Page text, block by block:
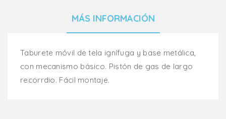
MÁS INFORMACIÓN
Taburete móvil de tela ignífuga y base metálica,
con mecanismo básico. Pistón de gas de largo
recorrdio. Fácil montaje.